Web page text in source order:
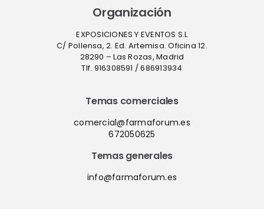
Organización
EXPOSICIONES Y EVENTOS S.L
C/ Pollensa, 2. Ed. Artemisa. Oficina 12.
28290 – Las Rozas, Madrid
Tlf. 916308591 / 686913934
Temas comerciales
comercial@farmaforum.es
672050625
Temas generales
info@farmaforum.es